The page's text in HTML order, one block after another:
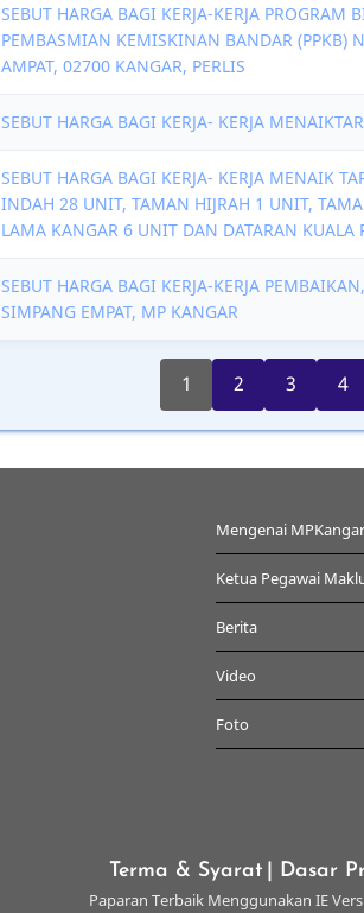
SEBUT HARGA BAGI KERJA-KERJA
PEMBASMIAN KEMISKINAN BANDAR (PPKB)
AMPAT, 02700 KANGAR, PERLIS
SEBUT HARGA BAGI KERJA- KERJA
SEBUT HARGA BAGI KERJA- KERJA MENAIK
INDAH 28 UNIT, TAMAN HIJRAH 1 UNIT,
LAMA KANGAR 6 UNIT DAN DATARAN KUALA
SEBUT HARGA BAGI KERJA-KERJA
SIMPANG EMPAT, MP KANGAR
Current
page
1 Page
2 Page
3 Page
4
Mengenai MPKangar
Ketua Pegawai
Berita
Video
Foto
Terma & Syarat | Dasar
Paparan Terbaik Menggunakan IE